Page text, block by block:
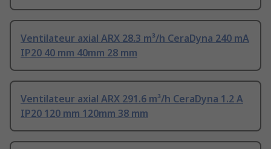
Ventilateur axial ARX 28.3 m³/h CeraDyna 240 mA
IP20 40 mm 40mm 28 mm
Ventilateur axial ARX 291.6 m³/h CeraDyna 1.2 A
IP20 120 mm 120mm 38 mm